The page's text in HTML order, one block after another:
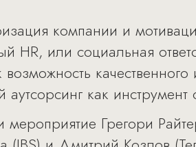
компании и
HR, или социальная
возможность
аутсорсинг как инструмент
Грегори